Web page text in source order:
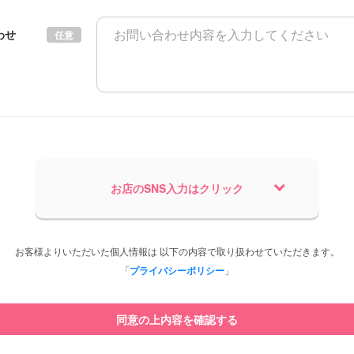
せ 任意
お店のSNS入力はクリック
お客様よりいただいた個人情報は 以下の内容で取り扱わせていただきます。
「プライバシーポリシー 」